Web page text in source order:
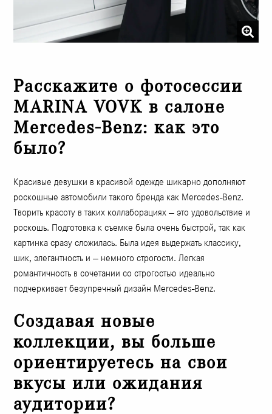
Расскажите о фотосессии
MARINA VOVK в салоне
Mercedes-Benz: как это
было?
Красивые девушки в красивой одежде шикарно дополняют
роскошные автомобили такого бренда как Mercedes-Benz.
Творить красоту в таких коллаборациях — это удовольствие и
роскошь. Подготовка к съемке была очень быстрой, так как
картинка сразу сложилась. Была идея выдержать классику,
шик, элегантность и — немного строгости. Легкая
романтичность в сочетании со строгостью идеально
подчеркивает безупречный дизайн Mercedes-Benz.
Создавая новые
коллекции, вы больше
ориентируетесь на свои
вкусы или ожидания
аудитории?